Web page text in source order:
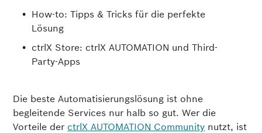
How-to: Tipps & Tricks für die perfekte
Lösung
ctrlX Store: ctrlX AUTOMATION und Third-
Party-Apps
Die beste Automatisierungslösung ist ohne
begleitende Services nur halb so gut. Wer die
Vorteile der ctrlX AUTOMATION Community nutzt, ist